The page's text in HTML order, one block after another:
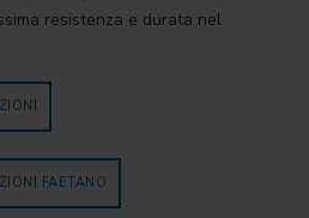
resistenza e durata nel
FAETANO